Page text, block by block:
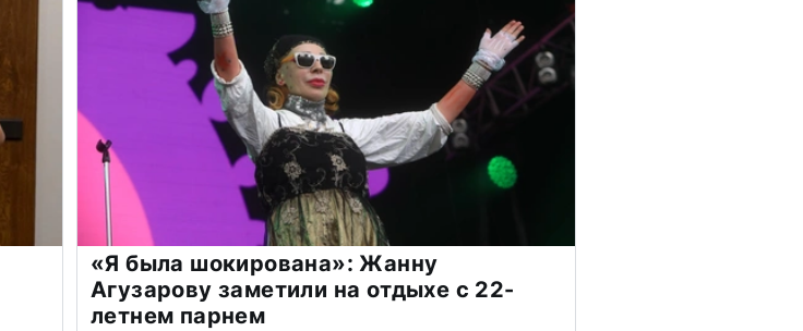
«Я была шокирована»: Жанну
Агузарову заметили на отдыхе с 22-
летнем парнем